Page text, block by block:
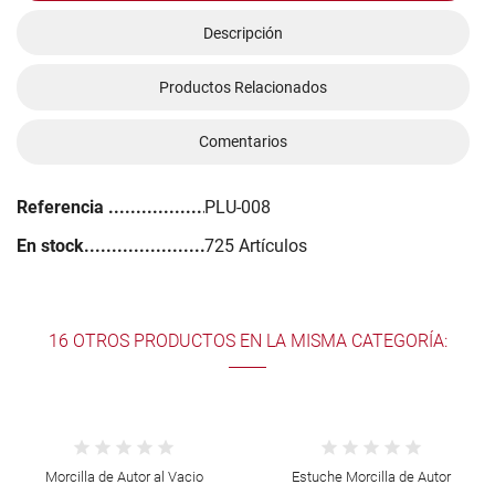
Descripción
Productos Relacionados
Comentarios
Referencia
PLU-008
En stock
725 Artículos
16 OTROS PRODUCTOS EN LA MISMA CATEGORÍA:
Estuche Morcilla de Autor